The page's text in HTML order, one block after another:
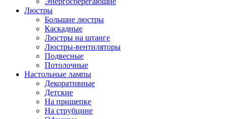
Люстры
Большие люстры
Каскадные
Люстры на штанге
Люстры-вентиляторы
Подвесные
Потолочные
Настольные лампы
Декоративные
Детские
На прищепке
На струбцине